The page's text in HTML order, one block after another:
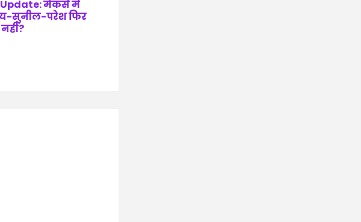
Update: मेकर्स में
सुनील-परेश फिर